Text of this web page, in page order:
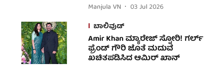
Manjula VN
03 Jul 2026
ಬಾಲಿವುಡ್
Amir Khan ಮ್ಯಾರೇಜ್ ಸ್ಟೋರಿ! ಗರ್ಲ್​
ಫ್ರೆಂಡ್ ಗೌರಿ ಜೊತೆ ಮದುವೆ
ಖಚಿತಪಡಿಸಿದ ಆಮಿರ್ ಖಾನ್